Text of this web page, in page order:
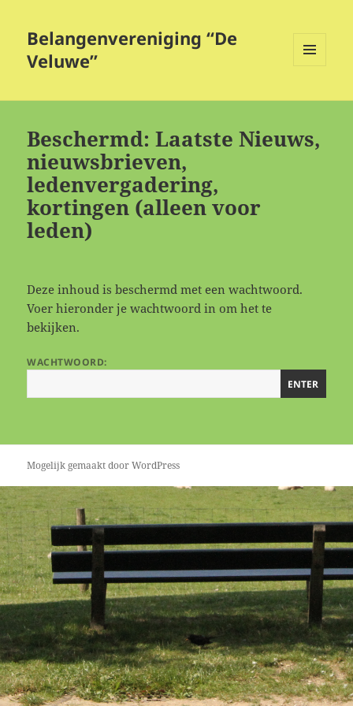
Belangenvereniging “De
Veluwe”
WIDGETS
Beschermd: Laatste Nieuws,
nieuwsbrieven,
ledenvergadering,
kortingen (alleen voor
leden)
Deze inhoud is beschermd met een wachtwoord.
Voer hieronder je wachtwoord in om het te
bekijken.
WACHTWOORD:
Mogelijk gemaakt door WordPress